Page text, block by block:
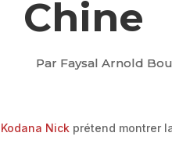
Chine
Par Faysal Arnold
Kodana Nick prétend montrer